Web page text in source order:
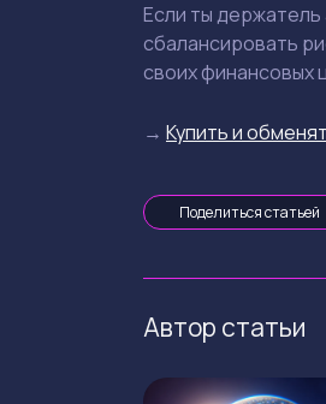
Если ты
сбалансировать
своих финансовых
→ Купить и
Поделиться статьей
Автор статьи